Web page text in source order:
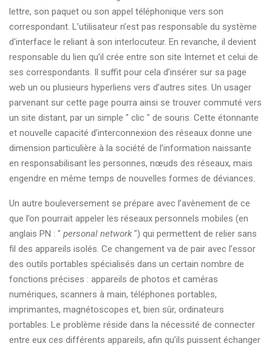
lettre, son paquet ou son appel téléphonique vers son
correspondant. L’utilisateur n’est pas responsable du système
d'interface le reliant à son interlocuteur. En revanche, il devient
responsable du lien qu’il crée entre son site Internet et celui de
ses correspondants. Il suffit pour cela d’insérer sur sa page
web un ou plusieurs hyperliens vers d’autres sites. Un usager
parvenant sur cette page pourra ainsi se trouver commuté vers
un site distant, par un simple " clic " de souris. Cette étonnante
et nouvelle capacité d’interconnexion des réseaux donne une
dimension particulière à la société de l’information naissante
en responsabilisant les personnes, nœuds des réseaux, mais
engendre en même temps de nouvelles formes de déviances.
Un autre bouleversement se prépare avec l’avènement de ce
que l’on pourrait appeler les réseaux personnels mobiles (en
anglais PN : " personal network") qui permettent de relier sans
fil des appareils isolés. Ce changement va de pair avec l’essor
des outils portables spécialisés dans un certain nombre de
fonctions précises : appareils de photos et caméras
numériques, scanners à main, téléphones portables,
imprimantes, magnétoscopes et, bien sûr, ordinateurs
portables. Le problème réside dans la nécessité de connecter
entre eux ces différents appareils, afin qu’ils puissent échanger